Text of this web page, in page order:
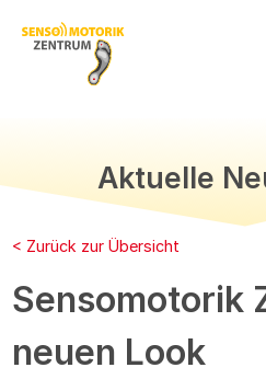
Land
Cuxhaven Dreiländereck
Hannover
Karlsruhe
Aktuelle
< Zurück zur Übersicht
Sensomotorik
neuen Look